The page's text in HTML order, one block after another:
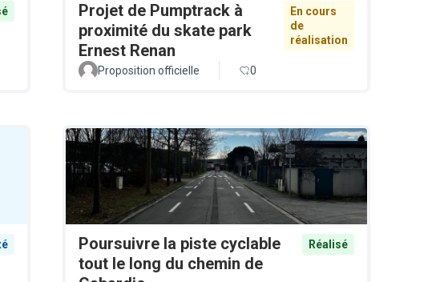
Projet de Pumptrack à
proximité du skate park
Ernest Renan
En cours
de
réalisation
Proposition officielle 0
Poursuivre la piste cyclable
tout le long du chemin de
Réalisé